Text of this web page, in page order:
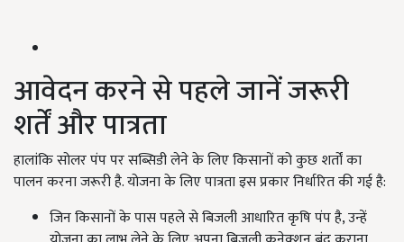
आवेदन करने से पहले जानें जरूरी
शर्तें और पात्रता
हालांकि सोलर पंप पर सब्सिडी लेने के लिए किसानों को कुछ शर्तों का
पालन करना जरूरी है. योजना के लिए पात्रता इस प्रकार निर्धारित की गई है:
जिन किसानों के पास पहले से बिजली आधारित कृषि पंप है, उन्हें